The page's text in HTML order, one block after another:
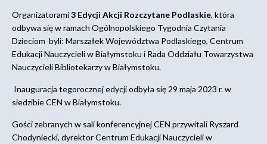
Organizatorami3 Edycji Akcji Rozczytane Podlaskie, która
odbywa się w ramach Ogólnopolskiego Tygodnia Czytania
Dzieciom byli: Marszałek Województwa Podlaskiego, Centrum
Edukacji Nauczycieli w Białymstoku i Rada Oddziału Towarzystwa
Nauczycieli Bibliotekarzy w Białymstoku.
Inauguracja tegorocznej edycji odbyła się 29 maja 2023 r. w
siedzibie CEN w Białymstoku.
Gości zebranych w sali konferencyjnej CEN przywitali Ryszard
Chodyniecki, dyrektor Centrum Edukacji Nauczycieli w